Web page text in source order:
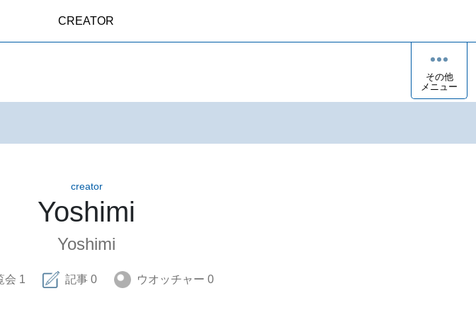
CREATOR
その他
メニュー
creator
Yoshimi
Yoshimi
会 1 記事 0 ウオッチャー 0